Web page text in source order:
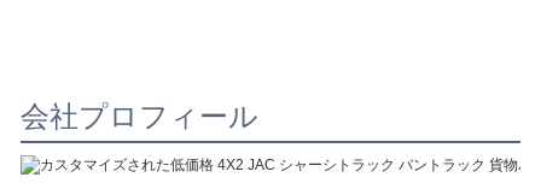
会社プロフィール